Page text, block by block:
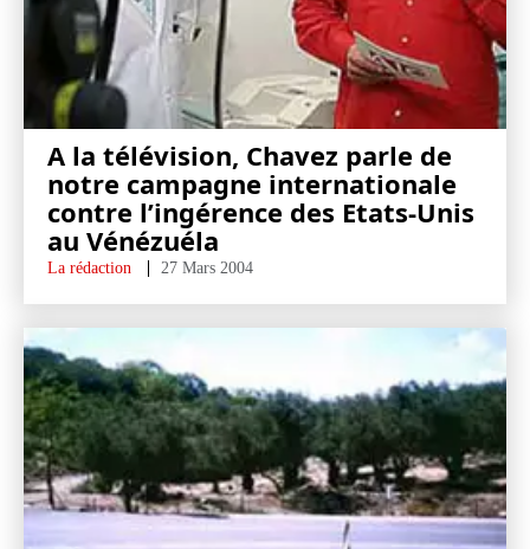
A la télévision, Chavez parle de
notre campagne internationale
contre l’ingérence des Etats-Unis
au Vénézuéla
La rédaction 27 Mars 2004